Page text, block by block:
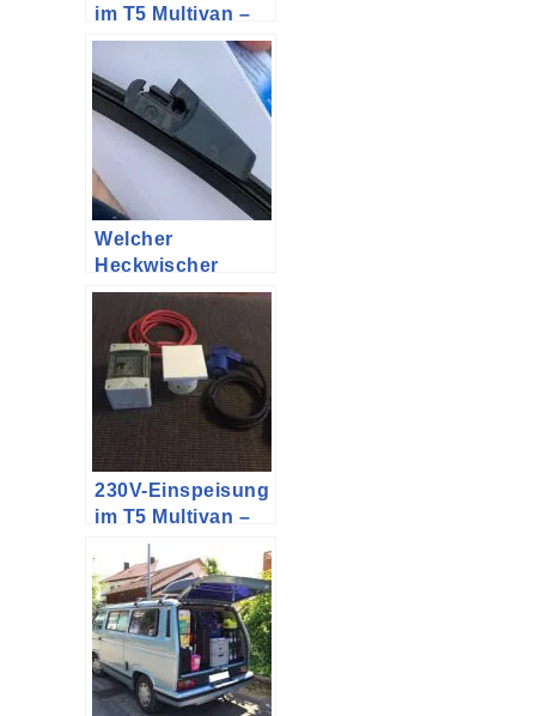
im T5 Multivan –
Teil 5
(Fertigstellung
Innenraum)
Welcher
Heckwischer
passt an den VW
Multivan T5 mit
Heckklappe
230V-Einspeisung
im T5 Multivan –
(Einkaufsliste)